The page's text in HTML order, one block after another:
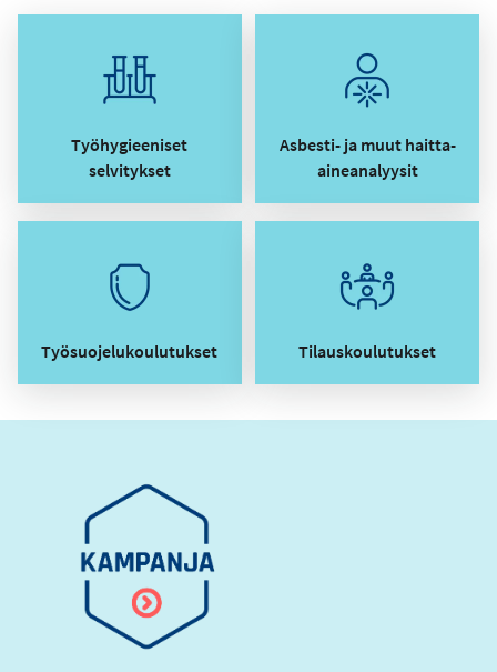
Työhygieeniset
selvitykset
Asbesti- ja muut haitta-
aineanalyysit
Työsuojelukoulutukset Tilauskoulutukset